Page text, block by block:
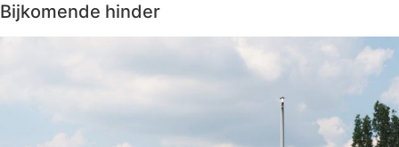
Bijkomende hinder